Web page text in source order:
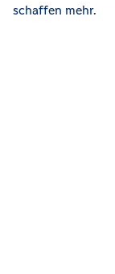
schaffen mehr.